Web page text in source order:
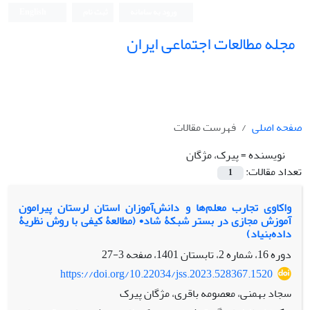
مجله مطالعات اجتماعی ایران
صفحه اصلی
فهرست مقالات
نویسنده =پیرک، مژگان
تعداد مقالات:
1
واکاوی تجارب معلم‌ها و دانش‌آموزان استان لرستان پیرامون
آموزش مجازی در بستر شبکۀ شاد• (مطالعۀ کیفی با روش نظریۀ
داده‌بنیاد)
دوره 16، شماره 2، تابستان 1401، صفحه
3-27
https://doi.org/10.22034/jss.2023.528367.1520
سجاد بهمنی، معصومه باقری، مژگان پیرک